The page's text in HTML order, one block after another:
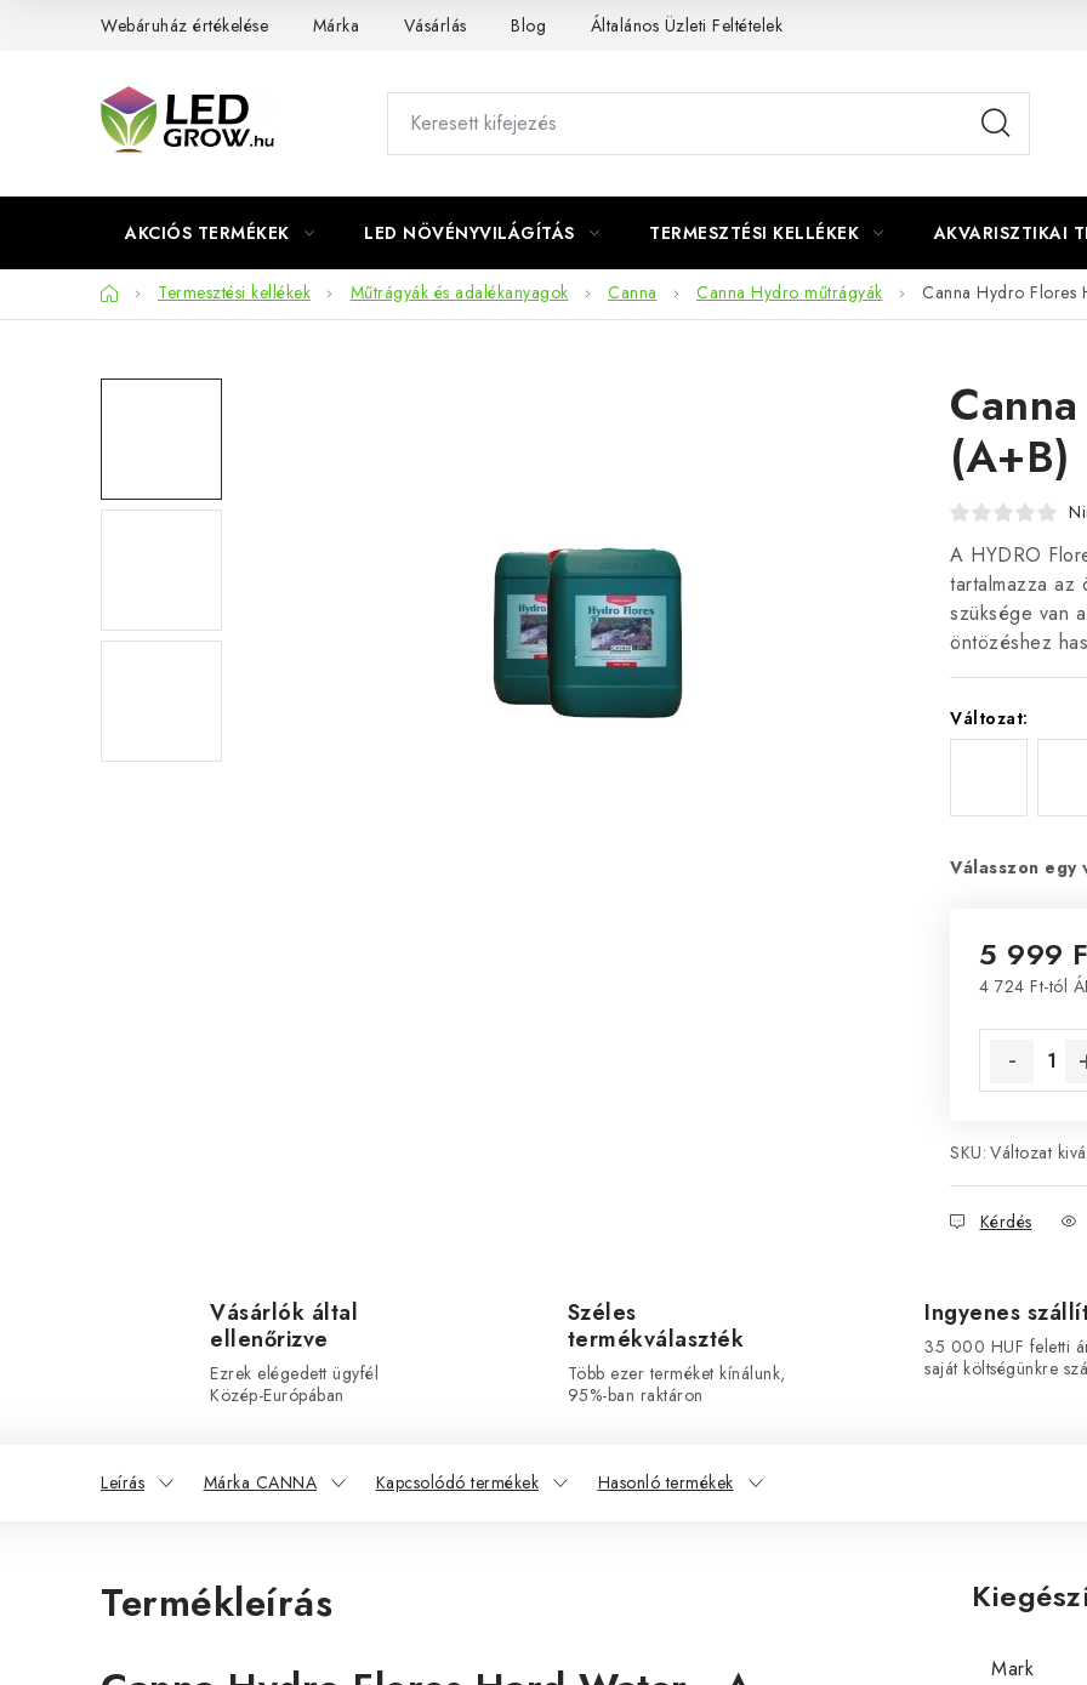
Webáruház értékelése Márka Vásárlás Blog Általános Üzleti Feltételek
AKCIÓS TERMÉKEK LED NÖVÉNYVILÁGÍTÁS TERMESZTÉSI KELLÉKEK AKVARISZTIKAI
KezdőlapTermesztési kellékek Műtrágyák és adalékanyagok Canna Canna Hydro műtrágyák Canna Hydro Flores
(A+B)
A HYDRO
tartalmazza az
szüksége van
öntözéshez
Változat:
Válasszon
5 999
4 724 Ft-tól
SKU: Változat
Kérdés
Vásárlók által
ellenőrizve
Ezrek elégedett ügyfél
Közép-Európában
Széles
termékválaszték
Több ezer terméket kínálunk,
95%-ban raktáron
Ingyenes
35 000 HUF feletti
saját költségünkre
Leírás Márka CANNA Kapcsolódó termékek Hasonló termékek
Termékleírás
Mark